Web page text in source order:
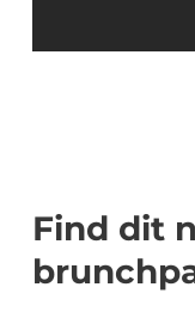
Find dit